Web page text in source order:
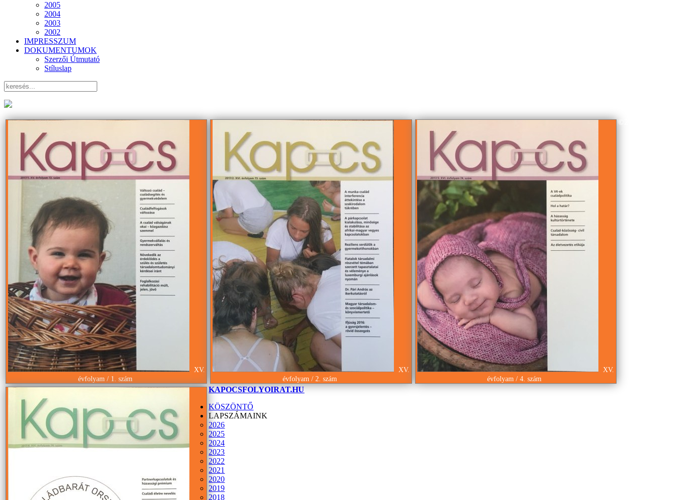
2005
2004
2003
2002
IMPRESSZUM
DOKUMENTUMOK
Szerzői Útmutató
Stíluslap
XV.
évfolyam / 1. szám
XV.
évfolyam / 2. szám
XV.
évfolyam / 4. szám
©2025.
KAPOCSFOLYOIRAT.HU
KÖSZÖNTŐ
LAPSZÁMAINK
2026
2025
2024
2023
2022
2021
2020
2019
2018